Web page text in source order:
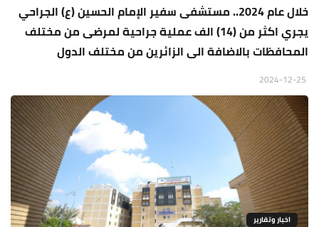
خلال عام 2024.. مستشفى سفير الإمام الحسين (ع) الجراحي
يجري اكثر من (14) الف عملية جراحية لمرضى من مختلف
المحافظات بالاضافة الى الزائرين من مختلف الدول
اخبار وتقارير